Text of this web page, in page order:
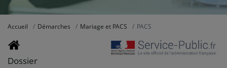
Accueil Démarches Mariage et PACS PACS
Dossier